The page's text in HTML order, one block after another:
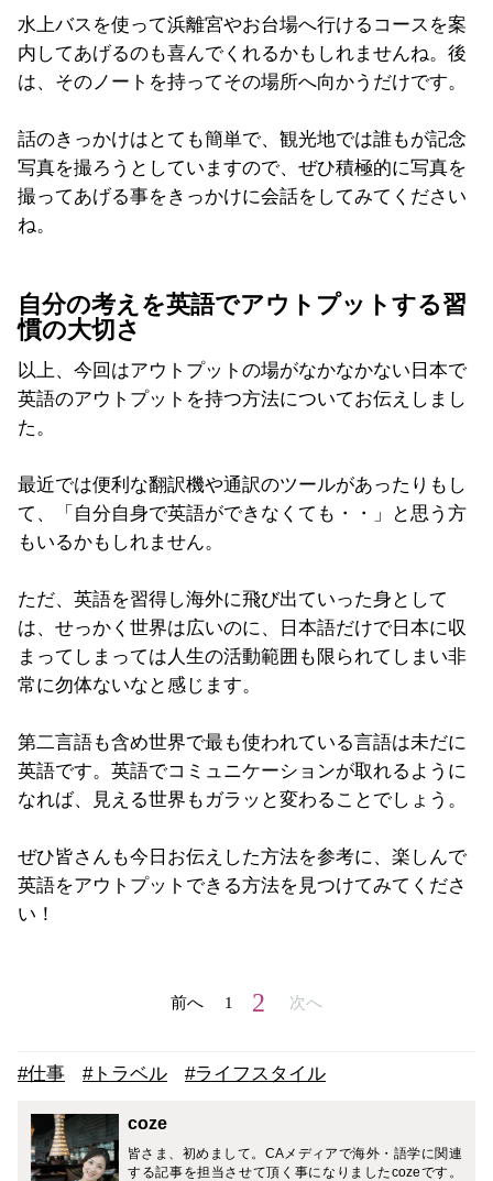
水上バスを使って浜離宮やお台場へ行けるコースを案
内してあげるのも喜んでくれるかもしれませんね。後
は、そのノートを持ってその場所へ向かうだけです。
話のきっかけはとても簡単で、観光地では誰もが記念
写真を撮ろうとしていますので、ぜひ積極的に写真を
撮ってあげる事をきっかけに会話をしてみてください
ね。
自分の考えを英語でアウトプットする習
慣の大切さ
以上、今回はアウトプットの場がなかなかない日本で
英語のアウトプットを持つ方法についてお伝えしまし
た。
最近では便利な翻訳機や通訳のツールがあったりもし
て、「自分自身で英語ができなくても・・」と思う方
もいるかもしれません。
ただ、英語を習得し海外に飛び出ていった身として
は、せっかく世界は広いのに、日本語だけで日本に収
まってしまっては人生の活動範囲も限られてしまい非
常に勿体ないなと感じます。
第二言語も含め世界で最も使われている言語は未だに
英語です。英語でコミュニケーションが取れるように
なれば、見える世界もガラッと変わることでしょう。
ぜひ皆さんも今日お伝えした方法を参考に、楽しんで
英語をアウトプットできる方法を見つけてみてくださ
い！
前へ 1 2 次へ
#仕事 #トラベル #ライフスタイル
coze
皆さま、初めまして。CAメディアで海外・語学に関連
する記事を担当させて頂く事になりましたcozeです。